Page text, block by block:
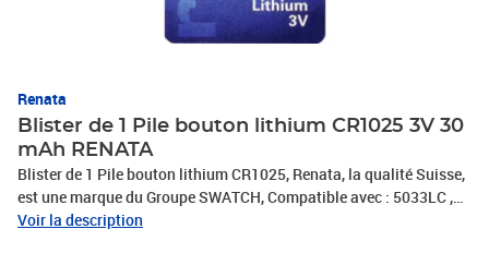
Renata
Blister de 1 Pile bouton lithium CR1025 3V 30
mAh RENATA
Blister de 1 Pile bouton lithium CR1025, Renata, la qualité Suisse,
est une marque du Groupe SWATCH, Compatible avec : 5033LC ,
CR-1025/BN , CR1025 , DL1025 , E-CR1025 , ECR1025 , KCR1025 ,
Voir la description